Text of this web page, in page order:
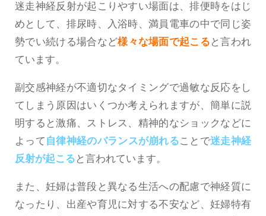
迷走神経反射が起こりやすい場面は、排便時をはじ
めとして、排尿時、入浴時、満員電車の中で同じ姿
勢でい続ける場合など様々な場面で起こる と言われ
ています。
副交感神経が不適切なタイミングで過敏な反応をし
てしまう原因はいくつか考えられますが、簡単に説
明すると激痛、ストレス、精神的なショックなどに
よって 自律神経のバランスが崩れることで迷走神経
反射が起こる と言われています。
また、妊婦は普段と異なる生活への配慮で神経質に
なったり、出産や育児に対する不安など、妊婦特有